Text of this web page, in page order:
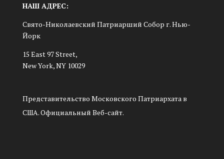
НАШ АДРЕС:
Свято-Николаевский Патриарший Собор г. Нью-
Йорк
15 East 97 Street,
New York, NY 10029
Представительство Московского Патриархата в
США. Официальный Веб-сайт.